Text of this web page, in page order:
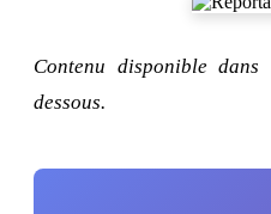
Contenu disponible
dessous.